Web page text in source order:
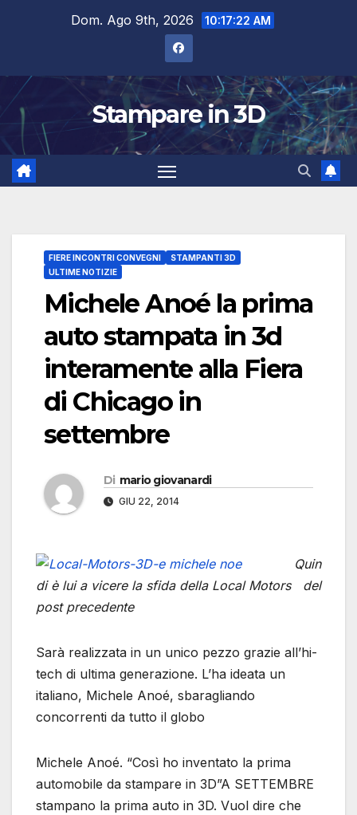
Dom. Ago 9th, 2026 10:17:22 AM
Stampare in 3D
FIERE INCONTRI CONVEGNI
STAMPANTI 3D
ULTIME NOTIZIE
Michele Anoé la prima
auto stampata in 3d
interamente alla Fiera
di Chicago in
settembre
Di mario giovanardi
GIU 22, 2014
Quin
di è lui a vicere la sfida della Local Motors del
post precedente
Sarà realizzata in un unico pezzo grazie all’hi-
tech di ultima generazione. L’ha ideata un
italiano, Michele Anoé, sbaragliando
concorrenti da tutto il globo
Michele Anoé. “Così ho inventato la prima
automobile da stampare in 3D”A SETTEMBRE
stampano la prima auto in 3D. Vuol dire che